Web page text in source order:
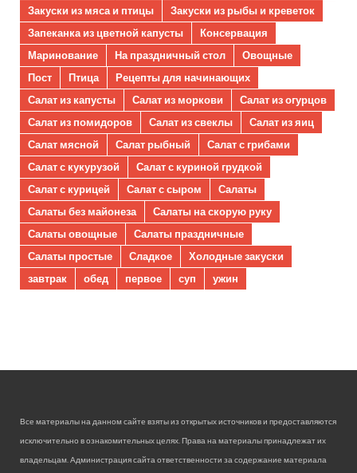
Закуски из мяса и птицы
Закуски из рыбы и креветок
Запеканка из цветной капусты
Консервация
Маринование
На праздничный стол
Овощные
Пост
Птица
Рецепты для начинающих
Салат из капусты
Салат из моркови
Салат из огурцов
Салат из помидоров
Салат из свеклы
Салат из яиц
Салат мясной
Салат рыбный
Салат с грибами
Салат с кукурузой
Салат с куриной грудкой
Салат с курицей
Салат с сыром
Салаты
Салаты без майонеза
Салаты на скорую руку
Салаты овощные
Салаты праздничные
Салаты простые
Сладкое
Холодные закуски
завтрак
обед первое суп ужин
Все материалы на данном сайте взяты из открытых источников и предоставляются
исключительно в ознакомительных целях. Права на материалы принадлежат их
владельцам. Администрация сайта ответственности за содержание материала